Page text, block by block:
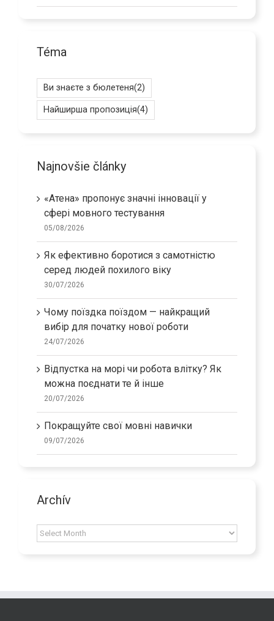
Téma
Ви знаєте з бюлетеня(2)
Найширша пропозиція(4)
Najnovšie články
«Атена» пропонує значні інновації у
сфері мовного тестування
Як ефективно боротися з самотністю
серед людей похилого віку
Чому поїздка поїздом — найкращий
вибір для початку нової роботи
Відпустка на морі чи робота влітку? Як
можна поєднати те й інше
Покращуйте свої мовні навички
Archív
Archív